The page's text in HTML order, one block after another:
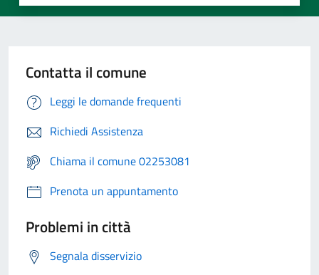
Contatta il comune
Leggi le domande frequenti
Richiedi Assistenza
Chiama il comune 02253081
Prenota un appuntamento
Problemi in città
Segnala disservizio